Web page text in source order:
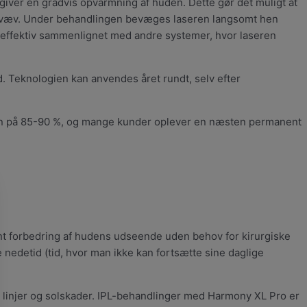
Under behandlingen bevæges laseren langsomt hen
sammenlignet med andre systemer, hvor laseren
Teknologien kan anvendes året rundt, selv efter
85-90 %, og mange kunder oplever en næsten permanent
forbedring af hudens udseende uden behov for kirurgiske
(tid, hvor man ikke kan fortsætte sine daglige
og solskader. IPL-behandlinger med Harmony XL Pro er